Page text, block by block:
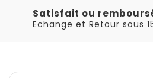
Satisfait ou
Echange et Retour sous